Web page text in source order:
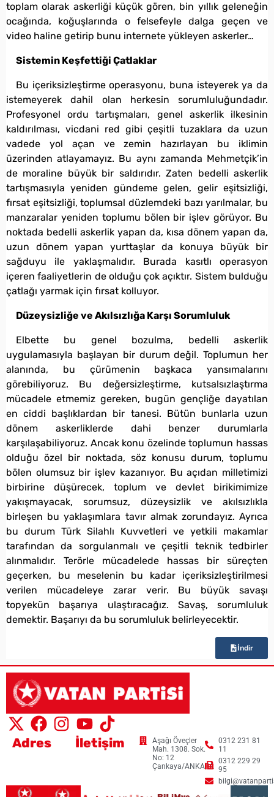
toplam olarak askerliği küçük gören, bin yıllık geleneğin
ocağında, koğuşlarında o felsefeyle dalga geçen ve
video haline getirip bunu internete yükleyen askerler…
Sistemin Keşfettiği Çatlaklar
Bu içeriksizleştirme operasyonu, buna isteyerek ya da
istemeyerek dahil olan herkesin sorumluluğundadır.
Profesyonel ordu tartışmaları, genel askerlik ilkesinin
kaldırılması, vicdani red gibi çeşitli tuzaklara da uzun
vadede yol açan ve zemin hazırlayan bu iklimin
üzerinden atlayamayız. Bu aynı zamanda Mehmetçik’in
de moraline büyük bir saldırıdır. Zaten bedelli askerlik
tartışmasıyla yeniden gündeme gelen, gelir eşitsizliği,
fırsat eşitsizliği, toplumsal düzlemdeki bazı yarılmalar, bu
manzaralar yeniden toplumu bölen bir işlev görüyor. Bu
noktada bedelli askerlik yapan da, kısa dönem yapan da,
uzun dönem yapan yurttaşlar da konuya büyük bir
sağduyu ile yaklaşmalıdır. Burada kasıtlı operasyon
içeren faaliyetlerin de olduğu çok açıktır. Sistem bulduğu
çatlağı yarmak için fırsat kolluyor.
Düzeysizliğe ve Akılsızlığa Karşı Sorumluluk
Elbette bu genel bozulma, bedelli askerlik
uygulamasıyla başlayan bir durum değil. Toplumun her
alanında, bu çürümenin başkaca yansımalarını
görebiliyoruz. Bu değersizleştirme, kutsalsızlaştırma
mücadele etmemiz gereken, bugün gençliğe dayatılan
en ciddi başlıklardan bir tanesi. Bütün bunlarla uzun
dönem askerliklerde dahi benzer durumlarla
karşılaşabiliyoruz. Ancak konu özelinde toplumun hassas
olduğu özel bir noktada, söz konusu durum, toplumu
bölen olumsuz bir işlev kazanıyor. Bu açıdan milletimizi
birbirine düşürecek, toplum ve devlet birikimimize
yakışmayacak, sorumsuz, düzeysizlik ve akılsızlıkla
birleşen bu yaklaşımlara tavır almak zorundayız. Ayrıca
bu durum Türk Silahlı Kuvvetleri ve yetkili makamlar
tarafından da sorgulanmalı ve çeşitli teknik tedbirler
alınmalıdır. Terörle mücadelede hassas bir süreçten
geçerken, bu meselenin bu kadar içeriksizleştirilmesi
verilen mücadeleye zarar verir. Bu büyük savaşı
topyekün başarıya ulaştıracağız. Savaş, sorumluluk
demektir. Başarıyı da bu sorumluluk belirleyecektir.
İndir
Adres
Aşağı Öveçler
Mah. 1308. Sok.
No: 12
Çankaya/ANKARA
İletişim
0312 231 81
11
0312 229 29
95